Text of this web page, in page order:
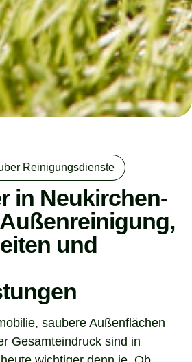
Reinigungsdienste
in Neukirchen-
und
saubere Außenflächen
Gesamteindruck sind in
wichtiger denn je. Ob